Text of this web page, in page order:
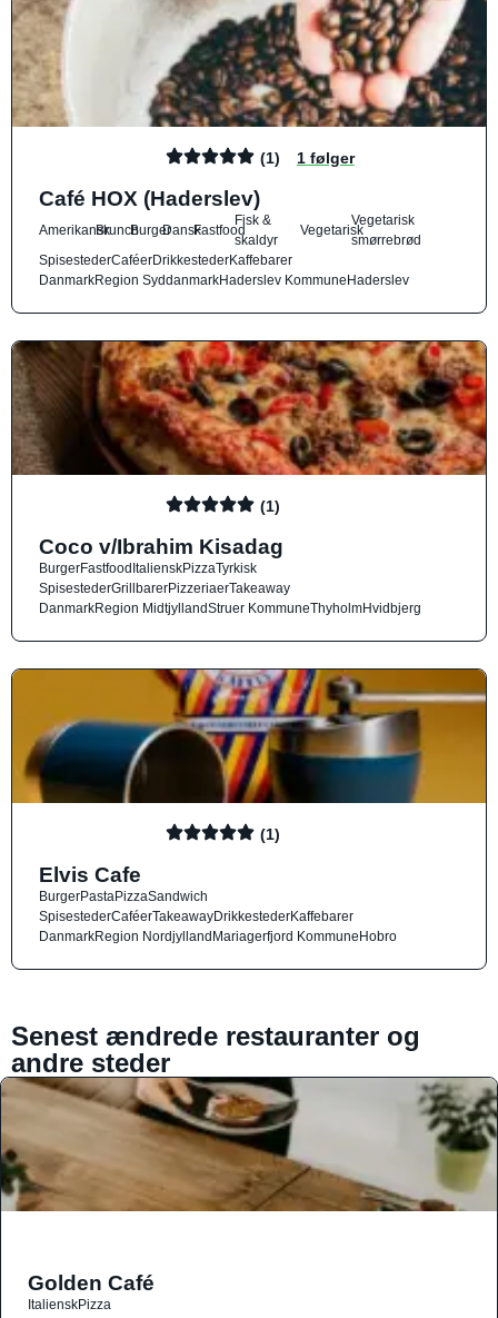
(1) 1 følger
Café HOX (Haderslev)
AmerikanskBrunchBurgerDanskFastfood
Fisk &
skaldyr
Vegetarisk
Vegetarisk
smørrebrød
SpisestederCaféerDrikkestederKaffebarer
DanmarkRegion SyddanmarkHaderslev KommuneHaderslev
(1)
Coco v/Ibrahim Kisadag
BurgerFastfoodItalienskPizzaTyrkisk
SpisestederGrillbarerPizzeriaerTakeaway
DanmarkRegion MidtjyllandStruer KommuneThyholmHvidbjerg
(1)
Elvis Cafe
BurgerPastaPizzaSandwich
SpisestederCaféerTakeawayDrikkestederKaffebarer
DanmarkRegion NordjyllandMariagerfjord KommuneHobro
Senest ændrede restauranter og
andre steder
Golden Café
ItalienskPizza